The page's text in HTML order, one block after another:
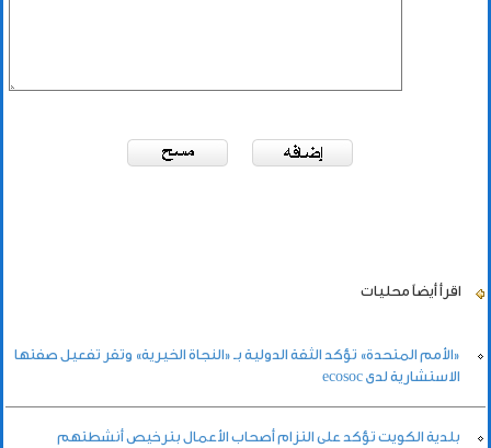
اقرأ أيضاً محليات
«الأمم المتحدة» تؤكد الثقة الدولية بـ «النجاة الخيرية» وتقر تفعيل صفتها
الاستشارية لدى ecosoc
بلدية الكويت تؤكد على التزام أصحاب الأعمال بترخيص أنشطتهم